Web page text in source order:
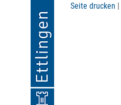
Seite drucken |